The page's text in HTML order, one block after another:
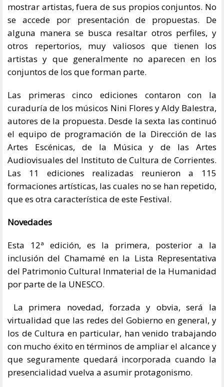
mostrar artistas, fuera de sus propios conjuntos. No
se accede por presentación de propuestas. De
alguna manera se busca resaltar otros perfiles, y
otros repertorios, muy valiosos que tienen los
artistas y que generalmente no aparecen en los
conjuntos de los que forman parte.
Las primeras cinco ediciones contaron con la
curaduría de los músicos Nini Flores y Aldy Balestra,
autores de la propuesta. Desde la sexta las continuó
el equipo de programación de la Dirección de las
Artes Escénicas, de la Música y de las Artes
Audiovisuales del Instituto de Cultura de Corrientes.
Las 11 ediciones realizadas reunieron a 115
formaciones artísticas, las cuales no se han repetido,
que es otra característica de este Festival.
Novedades
Esta 12ª edición, es la primera, posterior a la
inclusión del Chamamé en la Lista Representativa
del Patrimonio Cultural Inmaterial de la Humanidad
por parte de la UNESCO.
La primera novedad, forzada y obvia, será la
virtualidad que las redes del Gobierno en general, y
los de Cultura en particular, han venido trabajando
con mucho éxito en términos de ampliar el alcance y
que seguramente quedará incorporada cuando la
presencialidad vuelva a asumir protagonismo.